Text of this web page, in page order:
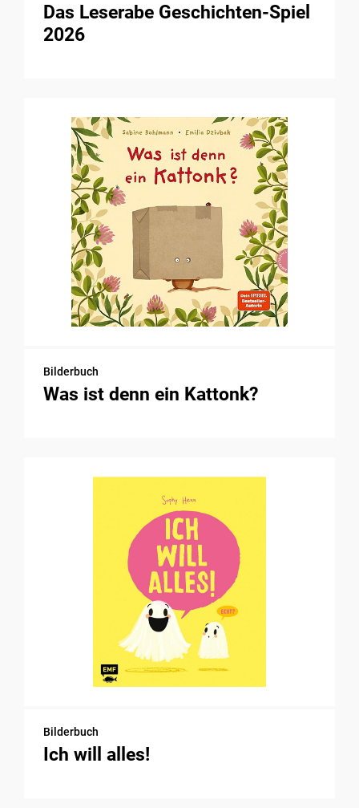
Das Leserabe Geschichten-Spiel
2026
Bilderbuch
Was ist denn ein Kattonk?
Bilderbuch
Ich will alles!